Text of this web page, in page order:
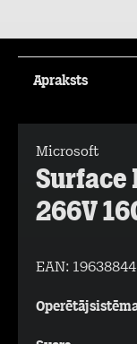
Apraksts
Microsoft
Surface
266V
EAN: